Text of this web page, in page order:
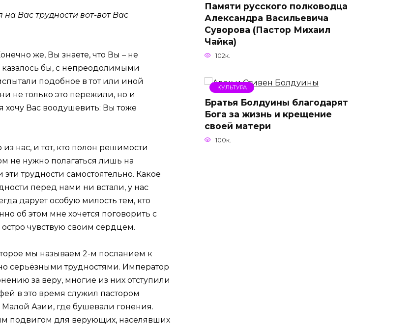
Вас трудности вот-вот Вас
же, Вы знаете, что Вы – не
бы, с непреодолимыми
подобное в тот или иной
не только это пережили, но и
хочу Вас воодушевить: Вы тоже
нас, и тот, кто полон решимости
не нужно полагаться лишь на
трудности самостоятельно. Какое
перед нами ни встали, у нас
дарует особую милость тем, кто
об этом мне хочется поговорить с
чувствую своим сердцем.
мы называем 2-м посланием к
серьёзными трудностями. Император
за веру, многие из них отступили
в это время служил пастором
Азии, где бушевали гонения.
подвигом для верующих, населявших
Памяти русского полководца
Александра Васильевича
Суворова (Пастор Михаил
Чайка)
102к.
КУЛЬТУРА
Братья Болдуины благодарят
Бога за жизнь и крещение
своей матери
100к.